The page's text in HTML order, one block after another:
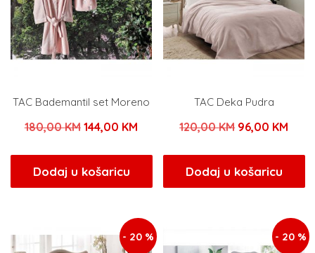
TAC Bademantil set Moreno
180,00KM Izvorna
bila
je:
144,00 KMTrenutna
144,00 KM.
Dodaj u košaricu
TAC Deka Pudra
120,00KM Izvorna
bila
je:
96,00 KM
Dodaj u košaricu
- 20 % - 20 %